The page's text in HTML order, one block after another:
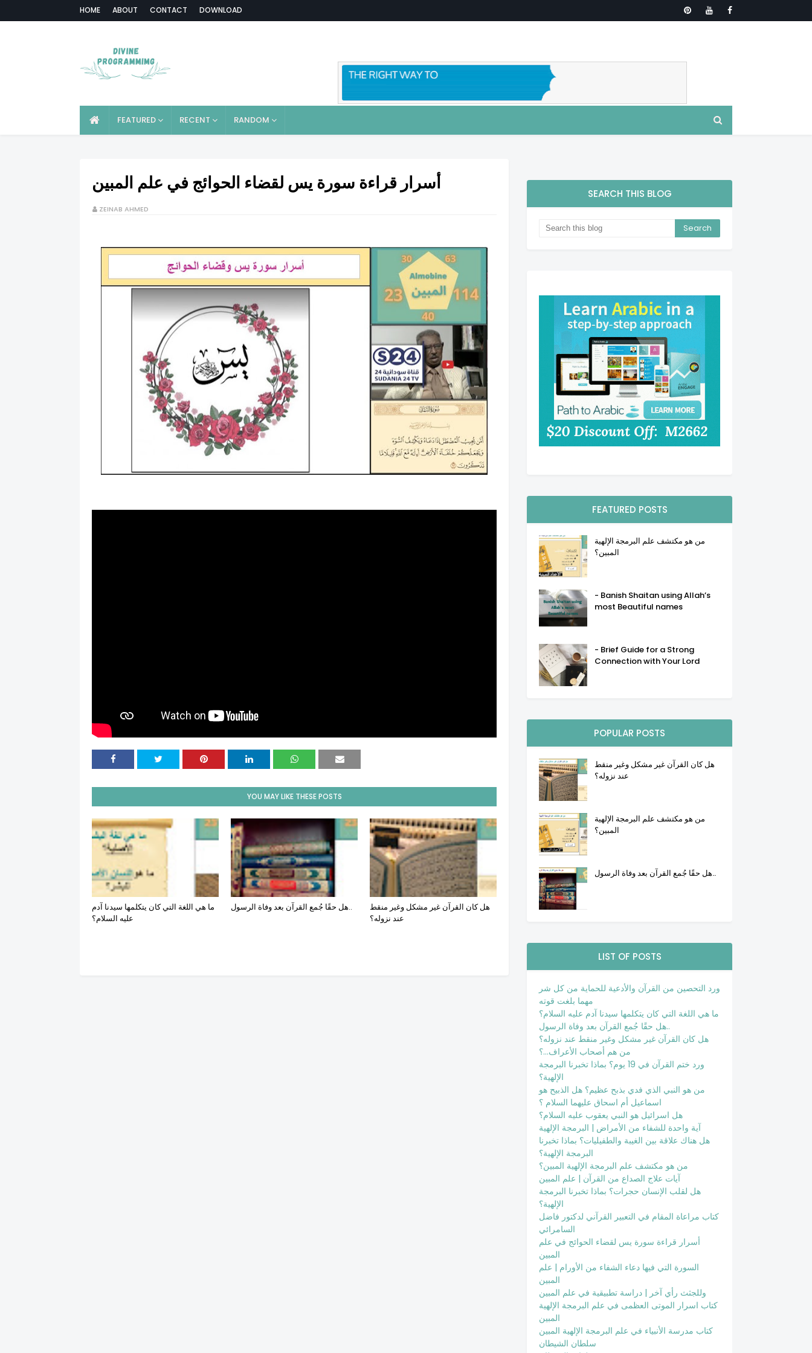
HOME ABOUT CONTACT DOWNLOAD
FEATURED RECENT RANDOM
أسرار قراءة سورة يس لقضاء الحوائج في علم المبين
ZEINAB AHMED
YOU MAY LIKE THESE POSTS
ما هي اللغة التي كان يتكلمها سيدنا آدم
عليه السلام؟
هل حقًا جُمع القرآن بعد وفاة الرسول..
هل كان القرآن غير مشكل وغير منقط
عند نزوله؟
SEARCH THIS BLOG
FEATURED POSTS
من هو مكتشف علم البرمجة الإلهية
المبين؟
- Banish Shaitan using Allah’s
most Beautiful names
- Brief Guide for a Strong
Connection with Your Lord
POPULAR POSTS
هل كان القرآن غير مشكل وغير منقط
عند نزوله؟
من هو مكتشف علم البرمجة الإلهية
المبين؟
هل حقًا جُمع القرآن بعد وفاة الرسول..
LIST OF POSTS
ورد التحصين من القرآن والأدعية للحماية من كل شر
مهما بلغت قوته
ما هي اللغة التي كان يتكلمها سيدنا آدم عليه السلام؟
هل حقًا جُمع القرآن بعد وفاة الرسول..
هل كان القرآن غير مشكل وغير منقط عند نزوله؟
من هم أصحاب الأعراف...؟
ورد ختم القرآن في 19 يوم؟ بماذا تخبرنا البرمجة
الإلهية؟
من هو النبي الذي فدي بذبح عظيم؟ هل الذبيح هو
اسماعيل أم اسحاق عليهما السلام ؟
هل اسرائيل هو النبي يعقوب عليه السلام؟
آية واحدة للشفاء من الأمراض | البرمجة الإلهية
هل هناك علاقة بين الغيبة والطفيليات؟ بماذا تخبرنا
البرمجة الإلهية؟
من هو مكتشف علم البرمجة الإلهية المبين؟
آيات علاج الصداع من القرآن | علم المبين
هل لقلب الإنسان حجرات؟ بماذا تخبرنا البرمجة
الإلهية؟
كتاب مراعاة المقام في التعبير القرآني لدكتور فاضل
السامرائي
أسرار قراءة سورة يس لقضاء الحوائج في علم
المبين
السورة التي فيها دعاء الشفاء من الأورام | علم
المبين
وللجثث رأي آخر | دراسة تطبيقية في علم المبين
كتاب اسرار الموتى العظمى في علم البرمجة الإلهية
المبين
كتاب مدرسة الأنبياء في علم البرمجة الإلهية المبين
سلطان الشيطان